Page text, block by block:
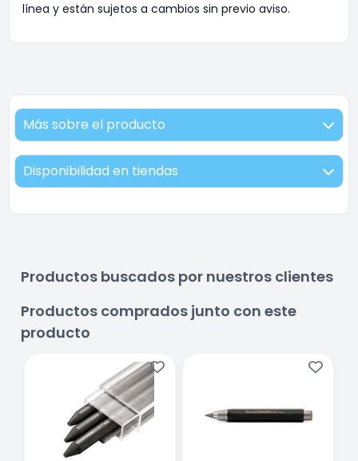
línea y están sujetos a cambios sin previo aviso.
Más sobre el producto
Disponibilidad en tiendas
Productos buscados por nuestros clientes
Productos comprados junto con este
producto